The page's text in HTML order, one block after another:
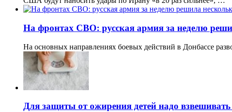
На фронтах СВО: русская армия за неделю
На основных направлениях боевых действий в Донбассе
Для защиты от ожирения детей надо взвешивать